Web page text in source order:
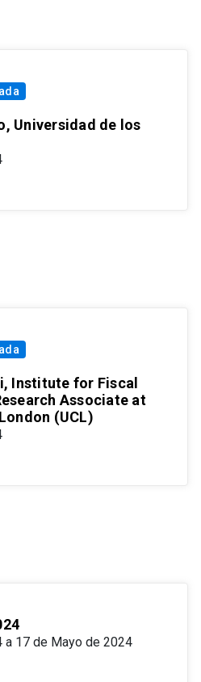
Universidad de los
Institute for Fiscal
Associate at
(UCL)
a 17 de Mayo de 2024